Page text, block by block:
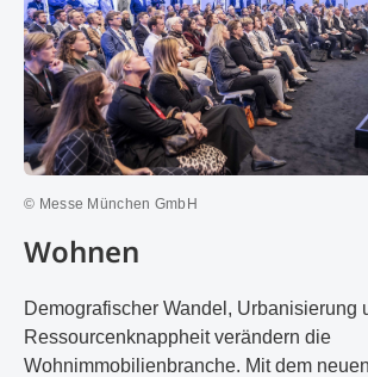
© Messe München GmbH
Wohnen
Demografischer Wandel, Urbanisierung
Ressourcenknappheit verändern die
Wohnimmobilienbranche. Mit dem neuen